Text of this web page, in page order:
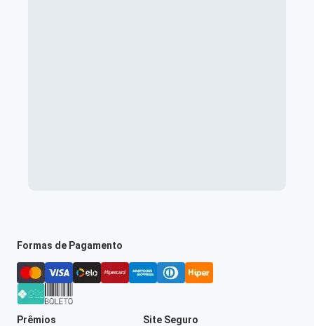
Formas de Pagamento
Prêmios Site Seguro